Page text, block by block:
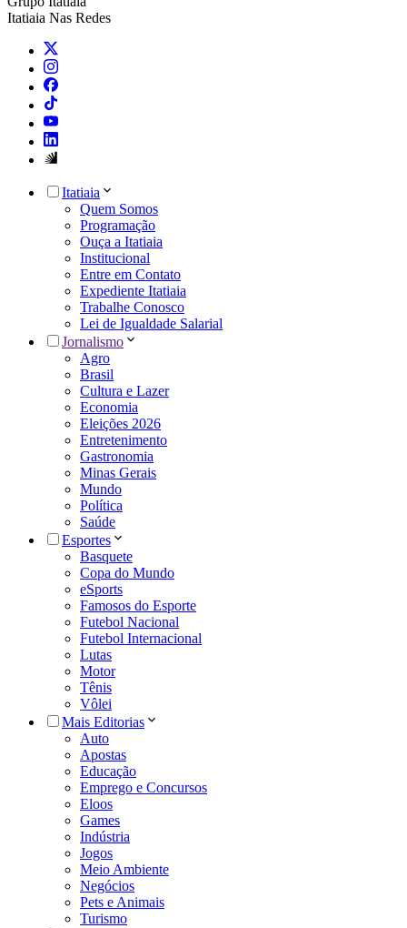
Itatiaia Nas Redes
Itatiaia
Quem Somos
Programação
Ouça a Itatiaia
Institucional
Entre em Contato
Expediente Itatiaia
Trabalhe Conosco
Lei de Igualdade Salarial
Jornalismo
Agro
Brasil
Cultura e Lazer
Economia
Eleições 2026
Entretenimento
Gastronomia
Minas Gerais
Mundo
Política
Saúde
Esportes
Basquete
Copa do Mundo
eSports
Famosos do Esporte
Futebol Nacional
Futebol Internacional
Lutas
Motor
Tênis
Vôlei
Mais Editorias
Auto
Apostas
Educação
Emprego e Concursos
Eloos
Games
Indústria
Jogos
Meio Ambiente
Negócios
Pets e Animais
Turismo